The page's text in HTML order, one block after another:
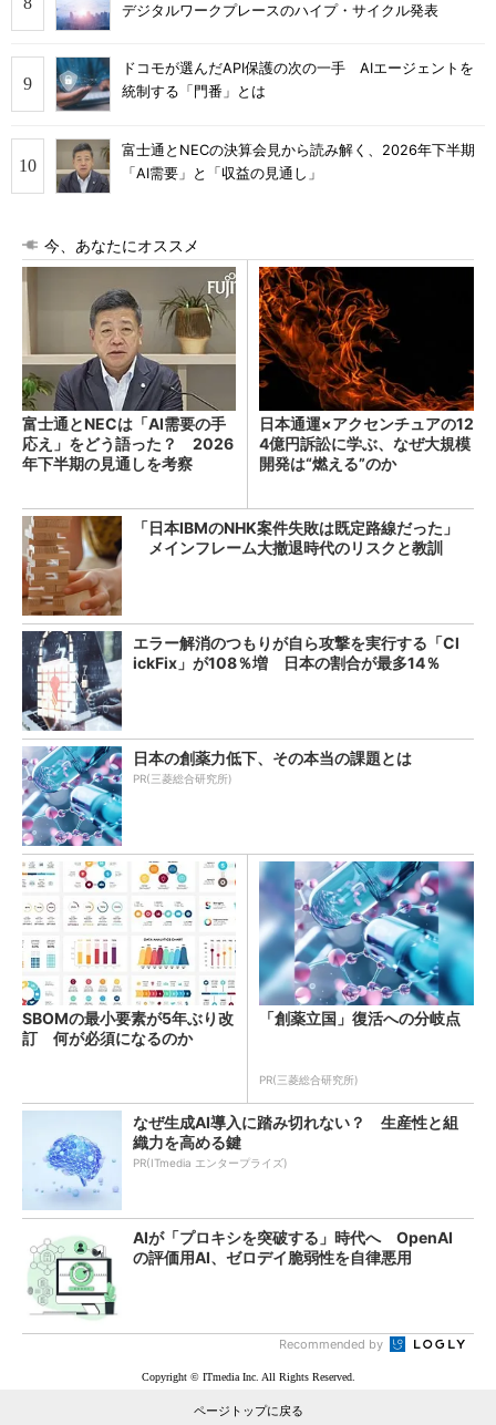
デジタルワークプレースのハイプ・サイクル発表
ドコモが選んだAPI保護の次の一手 AIエージェントを
統制する「門番」とは
富士通とNECの決算会見から読み解く、2026年下半期
「AI需要」と「収益の見通し」
今、あなたにオススメ
富士通とNECは「AI需要の手
応え」をどう語った？ 2026
年下半期の見通しを考察
日本通運×アクセンチュアの12
4億円訴訟に学ぶ、なぜ大規模
開発は“燃える”のか
「日本IBMのNHK案件失敗は既定路線だった」
メインフレーム大撤退時代のリスクと教訓
エラー解消のつもりが自ら攻撃を実行する「Cl
ickFix」が108％増 日本の割合が最多14％
日本の創薬力低下、その本当の課題とは
PR(三菱総合研究所)
SBOMの最小要素が5年ぶり改
訂 何が必須になるのか
「創薬立国」復活への分岐点
PR(三菱総合研究所)
なぜ生成AI導入に踏み切れない？ 生産性と組
織力を高める鍵
PR(ITmedia エンタープライズ)
AIが「プロキシを突破する」時代へ OpenAI
の評価用AI、ゼロデイ脆弱性を自律悪用
Recommended by
Copyright © ITmedia Inc. All Rights Reserved.
ページトップに戻る